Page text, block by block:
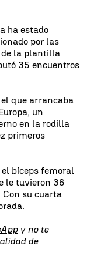
ha estado
por las
de la plantilla
35 encuentros
que arrancaba
un
en la rodilla
primeros
el bíceps femoral
le tuvieron 36
Con su cuarta
y no te
de